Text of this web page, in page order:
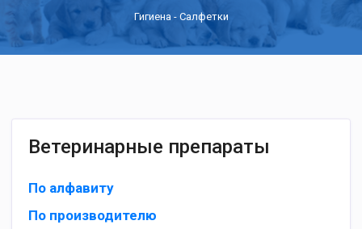
Гигиена - Салфетки
Ветеринарные препараты
По алфавиту
По производителю